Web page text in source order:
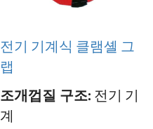
전기 기계식 클램셸 그
랩
조개껍질 구조:전기 기
계